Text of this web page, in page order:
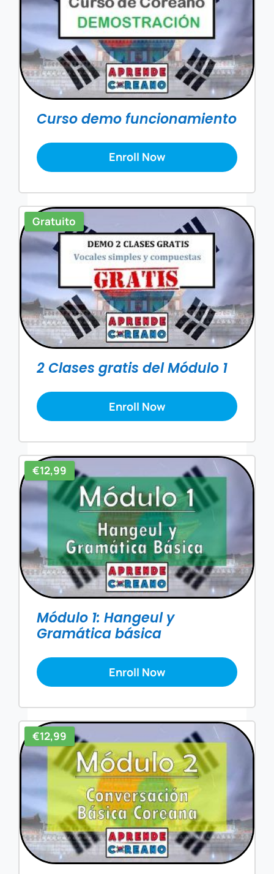
Curso demo funcionamiento
Enroll Now
Gratuito
2 Clases gratis del Módulo 1
Enroll Now
€12,99
Módulo 1: Hangeul y
Gramática básica
Enroll Now
€12,99